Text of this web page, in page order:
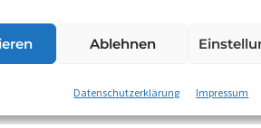
Ablehnen
Datenschutzerklärung Impressum